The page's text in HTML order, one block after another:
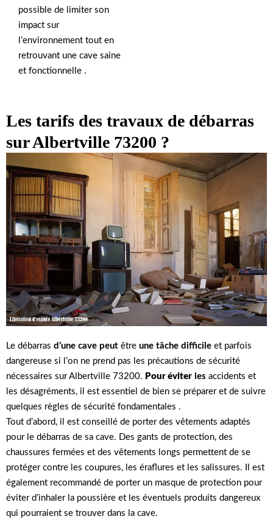
possible de limiter son
impact sur
l’environnement tout en
retrouvant une cave saine
et fonctionnelle .
Les tarifs des travaux de débarras
sur Albertville 73200 ?
Le débarras d’une cave peut être une tâche difficile et parfois
dangereuse si l’on ne prend pas les précautions de sécurité
nécessaires sur Albertville 73200. Pour éviter les accidents et
les désagréments, il est essentiel de bien se préparer et de suivre
quelques règles de sécurité fondamentales .
Tout d’abord, il est conseillé de porter des vêtements adaptés
pour le débarras de sa cave. Des gants de protection, des
chaussures fermées et des vêtements longs permettent de se
protéger contre les coupures, les éraflures et les salissures. Il est
également recommandé de porter un masque de protection pour
éviter d’inhaler la poussière et les éventuels produits dangereux
qui pourraient se trouver dans la cave.